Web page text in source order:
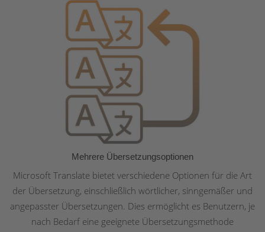
Mehrere Übersetzungsoptionen
Microsoft Translate bietet verschiedene Optionen für die Art
der Übersetzung, einschließlich wörtlicher, sinngemäßer und
angepasster Übersetzungen. Dies ermöglicht es Benutzern, je
nach Bedarf eine geeignete Übersetzungsmethode